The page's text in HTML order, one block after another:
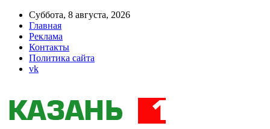
Суббота, 8 августа, 2026
Главная
Реклама
Контакты
Политика сайта
vk